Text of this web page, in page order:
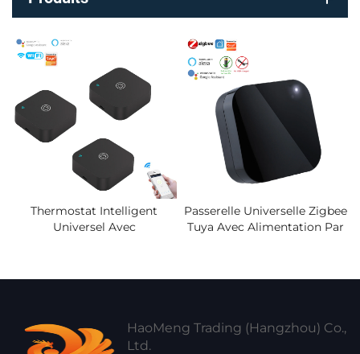
Thermostat Intelligent
Universel Avec
Passerelle Universelle Zigbee
Tuya Avec Alimentation Par
HaoMeng Trading (Hangzhou) Co.,
Ltd.